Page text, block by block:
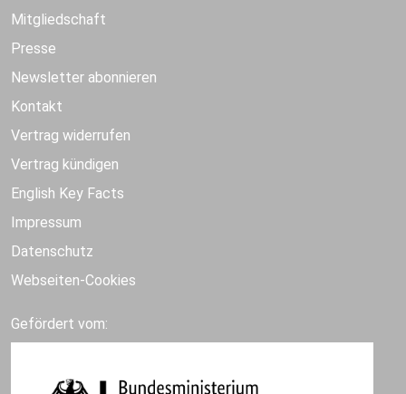
Mitgliedschaft
Presse
Newsletter abonnieren
Kontakt
Vertrag widerrufen
Vertrag kündigen
English Key Facts
Impressum
Datenschutz
Webseiten-Cookies
Gefördert vom: